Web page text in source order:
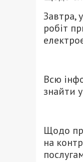
Завтра,
робіт
Всю
знайти
Щодо
на